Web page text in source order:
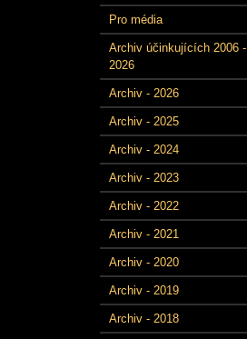
Pro média
Archiv účinkujících 2006 -
2026
Archiv - 2026
Archiv - 2025
Archiv - 2024
Archiv - 2023
Archiv - 2022
Archiv - 2021
Archiv - 2020
Archiv - 2019
Archiv - 2018